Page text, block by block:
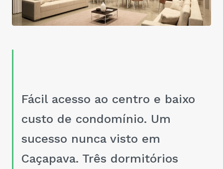
Fácil acesso ao centro e baixo
custo de condomínio. Um
sucesso nunca visto em
Caçapava. Três dormitórios